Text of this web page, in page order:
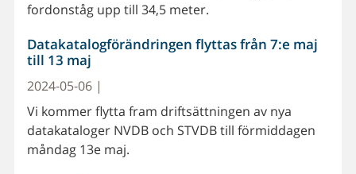
fordonståg upp till 34,5 meter.
Datakatalogförändringen flyttas från 7:e maj
till 13 maj
2024-05-06 |
Vi kommer flytta fram driftsättningen av nya
datakataloger NVDB och STVDB till förmiddagen
måndag 13e maj.